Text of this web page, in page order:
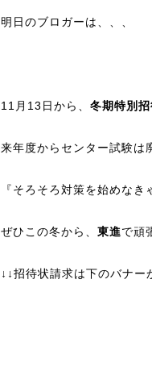
明日のブロガーは、、、
11月13日から、 冬期特別
来年度からセンター試験は
『そろそろ対策を始めな
ぜひこの冬から、 東進で頑
↓↓招待状請求は下のバナー